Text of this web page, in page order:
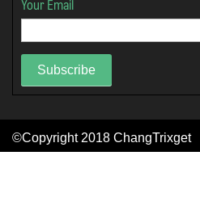
Your Email
Subscribe
©Copyright 2018 ChangTrixget